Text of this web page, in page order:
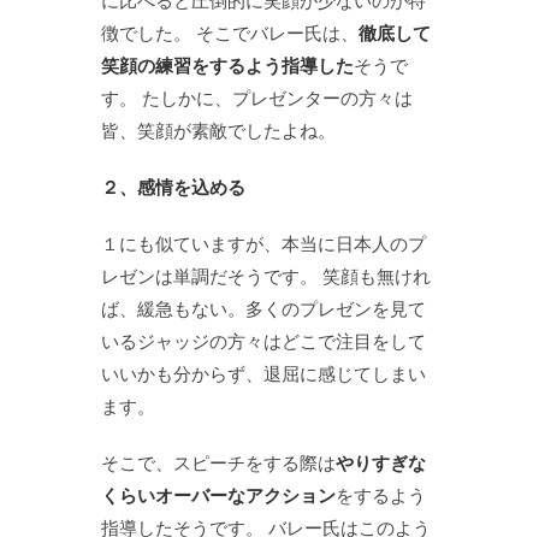
徴でした。 そこでバレー氏は、 徹底して
笑顔の練習をするよう指導したそうで
す。 たしかに、プレゼンターの方々は
皆、笑顔が素敵でしたよね。
２、感情を込める
１にも似ていますが、本当に日本人のプ
レゼンは単調だそうです。 笑顔も無けれ
ば、緩急もない。多くのプレゼンを見て
いるジャッジの方々はどこで注目をして
いいかも分からず、退屈に感じてしまい
ます。
そこで、スピーチをする際はやりすぎな
くらいオーバーなアクションをするよう
指導したそうです。 バレー氏はこのよう